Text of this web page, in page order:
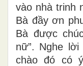
vào nhà trinh
Bà đầy ơn
Bà được
nữ”. Nghe
chào đó có